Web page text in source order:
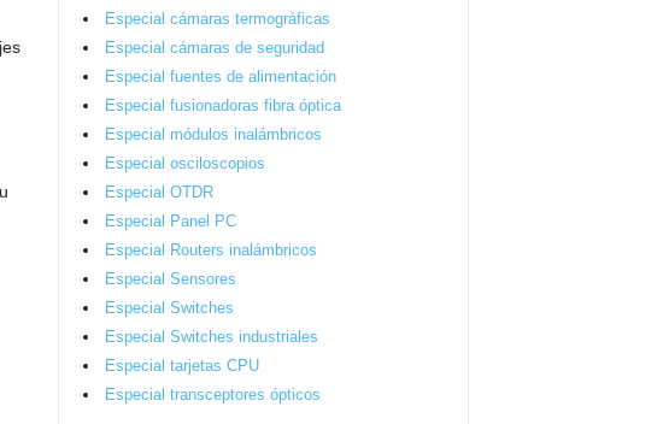
Especial cámaras termográficas
Especial cámaras de seguridad
Especial fuentes de alimentación
Especial fusionadoras fibra óptica
Especial módulos inalámbricos
Especial osciloscopios
Especial OTDR
Especial Panel PC
Especial Routers inalámbricos
Especial Sensores
Especial Switches
Especial Switches industriales
Especial tarjetas CPU
Especial transceptores ópticos